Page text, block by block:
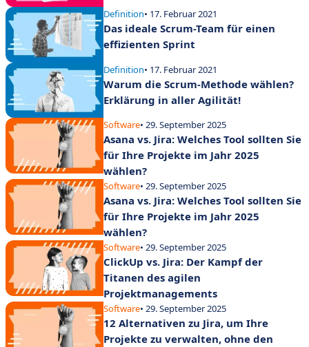
Definition• 17. Februar 2021
Das ideale Scrum-Team für einen
effizienten Sprint
Definition• 17. Februar 2021
Warum die Scrum-Methode wählen?
Erklärung in aller Agilität!
Software• 29. September 2025
Asana vs. Jira: Welches Tool sollten Sie
für Ihre Projekte im Jahr 2025
wählen?
Software• 29. September 2025
Asana vs. Jira: Welches Tool sollten Sie
für Ihre Projekte im Jahr 2025
wählen?
Software• 29. September 2025
ClickUp vs. Jira: Der Kampf der
Titanen des agilen
Projektmanagements
Software• 29. September 2025
12 Alternativen zu Jira, um Ihre
Projekte zu verwalten, ohne den